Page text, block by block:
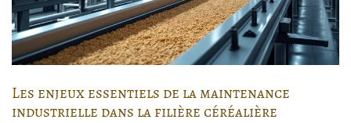
Les enjeux essentiels de la maintenance
industrielle dans la filière céréalière